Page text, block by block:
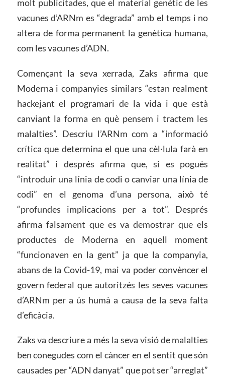
molt publicitades, que el material genètic de les
vacunes d’ARNm es “degrada” amb el temps i no
altera de forma permanent la genètica humana,
com les vacunes d’ADN.
Començant la seva xerrada, Zaks afirma que
Moderna i companyies similars “estan realment
hackejant el programari de la vida i que està
canviant la forma en què pensem i tractem les
malalties”. Descriu l’ARNm com a “informació
crítica que determina el que una cèl·lula farà en
realitat” i després afirma que, si es pogués
“introduir una línia de codi o canviar una línia de
codi” en el genoma d’una persona, això té
“profundes implicacions per a tot”. Després
afirma falsament que es va demostrar que els
productes de Moderna en aquell moment
“funcionaven en la gent” ja que la companyia,
abans de la Covid-19, mai va poder convèncer el
govern federal que autoritzés les seves vacunes
d’ARNm per a ús humà a causa de la seva falta
d’eficàcia.
Zaks va descriure a més la seva visió de malalties
ben conegudes com el càncer en el sentit que són
causades per “ADN danyat” que pot ser “arreglat”